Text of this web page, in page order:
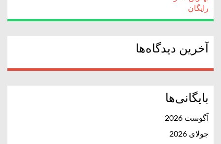
رایگان
آخرین دیدگاه‌ها
بایگانی‌ها
آگوست 2026
جولای 2026